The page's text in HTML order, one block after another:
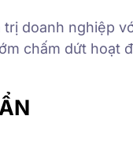
doanh nghiệp
chấm dứt hoạt